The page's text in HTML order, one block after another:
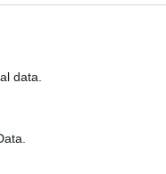
data.